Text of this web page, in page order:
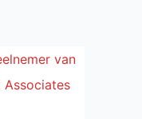
van
Associates